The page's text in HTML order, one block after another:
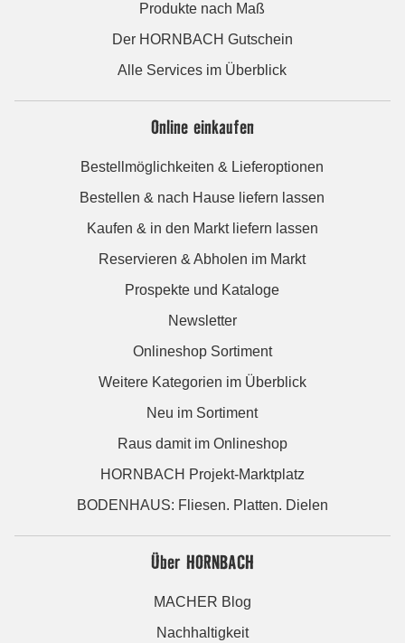
Produkte nach Maß
Der HORNBACH Gutschein
Alle Services im Überblick
Online einkaufen
Bestellmöglichkeiten & Lieferoptionen
Bestellen & nach Hause liefern lassen
Kaufen & in den Markt liefern lassen
Reservieren & Abholen im Markt
Prospekte und Kataloge
Newsletter
Onlineshop Sortiment
Weitere Kategorien im Überblick
Neu im Sortiment
Raus damit im Onlineshop
HORNBACH Projekt-Marktplatz
BODENHAUS: Fliesen. Platten. Dielen
Über HORNBACH
MACHER Blog
Nachhaltigkeit